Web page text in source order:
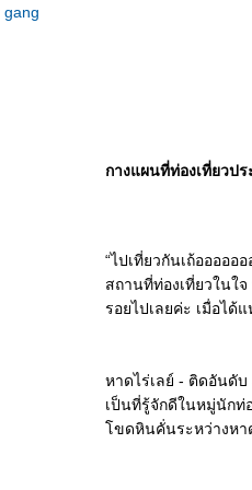
gang
กางแผนที่ท่องเที่ยวป
“ไปเที่ยวกันเถ้ออออ
สถานที่ท่องเที่ยวในใ
รอยไปเลยค่ะ เมื่อได้
หาดไร่เลย์ - ติดอันดับ
เป็นที่รู้จักดีในหมู่นักท่
ขดหินคั่นระหว่างหาด